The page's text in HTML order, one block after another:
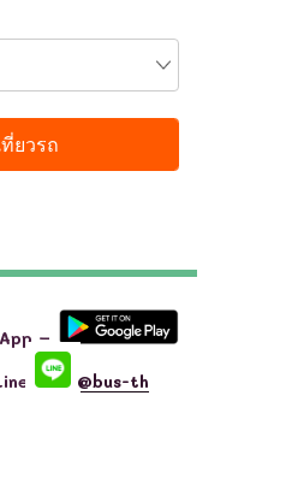
–
@bus-th